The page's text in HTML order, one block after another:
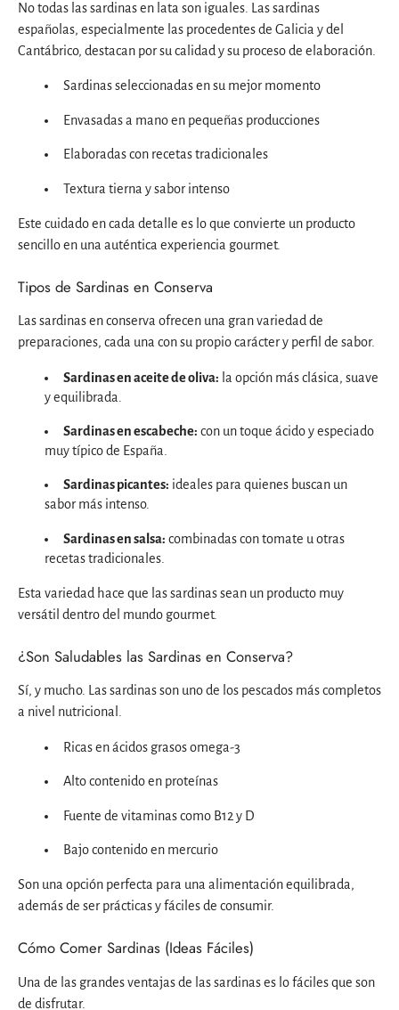
No todas las sardinas en lata son iguales. Las sardinas
españolas, especialmente las procedentes de Galicia y del
Cantábrico, destacan por su calidad y su proceso de elaboración.
Sardinas seleccionadas en su mejor momento
Envasadas a mano en pequeñas producciones
Elaboradas con recetas tradicionales
Textura tierna y sabor intenso
Este cuidado en cada detalle es lo que convierte un producto
sencillo en una auténtica experiencia gourmet.
Tipos de Sardinas en Conserva
Las sardinas en conserva ofrecen una gran variedad de
preparaciones, cada una con su propio carácter y perfil de sabor.
Sardinas en aceite de oliva: la opción más clásica, suave
y equilibrada.
Sardinas en escabeche: con un toque ácido y especiado
muy típico de España.
Sardinas picantes: ideales para quienes buscan un
sabor más intenso.
Sardinas en salsa: combinadas con tomate u otras
recetas tradicionales.
Esta variedad hace que las sardinas sean un producto muy
versátil dentro del mundo gourmet.
¿Son Saludables las Sardinas en Conserva?
Sí, y mucho. Las sardinas son uno de los pescados más completos
a nivel nutricional.
Ricas en ácidos grasos omega-3
Alto contenido en proteínas
Fuente de vitaminas como B12 y D
Bajo contenido en mercurio
Son una opción perfecta para una alimentación equilibrada,
además de ser prácticas y fáciles de consumir.
Cómo Comer Sardinas (Ideas Fáciles)
Una de las grandes ventajas de las sardinas es lo fáciles que son
de disfrutar.